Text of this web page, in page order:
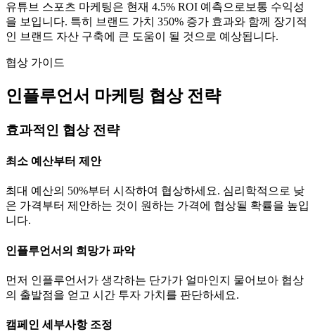
유튜브 스포츠 마케팅은 현재 4.5% ROI 예측으로 보통 수익성
을 보입니다. 특히 브랜드 가치 350% 증가 효과와 함께 장기적
인 브랜드 자산 구축에 큰 도움이 될 것으로 예상됩니다.
협상 가이드
인플루언서 마케팅 협상 전략
효과적인 협상 전략
최소 예산부터 제안
최대 예산의 50%부터 시작하여 협상하세요. 심리학적으로 낮
은 가격부터 제안하는 것이 원하는 가격에 협상될 확률을 높입
니다.
인플루언서의 희망가 파악
먼저 인플루언서가 생각하는 단가가 얼마인지 물어보아 협상
의 출발점을 얻고 시간 투자 가치를 판단하세요.
캠페인 세부사항 조정